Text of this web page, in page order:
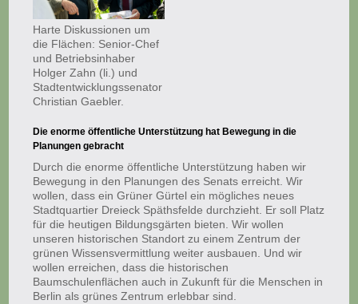
Harte Diskussionen um
die Flächen: Senior-Chef
und Betriebsinhaber
Holger Zahn (li.) und
Stadtentwicklungssenator
Christian Gaebler.
Die enorme öffentliche Unterstützung hat Bewegung in die
Planungen gebracht
Durch die enorme öffentliche Unterstützung haben wir
Bewegung in den Planungen des Senats erreicht. Wir
wollen, dass ein Grüner Gürtel ein mögliches neues
Stadtquartier Dreieck Späthsfelde durchzieht. Er soll Platz
für die heutigen Bildungsgärten bieten. Wir wollen
unseren historischen Standort zu einem Zentrum der
grünen Wissensvermittlung weiter ausbauen. Und wir
wollen erreichen, dass die historischen
Baumschulenflächen auch in Zukunft für die Menschen in
Berlin als grünes Zentrum erlebbar sind.